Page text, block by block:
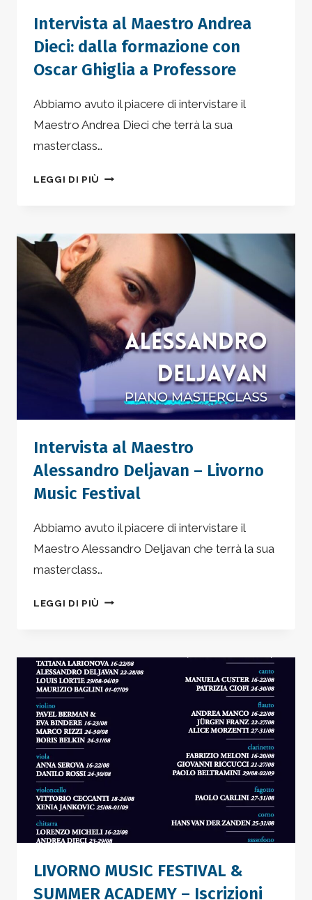
Intervista al Maestro Andrea
Dieci: dalla formazione con
Oscar Ghiglia a Professore
Abbiamo avuto il piacere di intervistare il
Maestro Andrea Dieci che terrà la sua
masterclass…
LEGGI DI PIÙ INTERVISTA
DIECI:
DALLA
FORMAZIONE
CON
OSCAR
GHIGLIA
A
PROFESSORE
Intervista al Maestro
Alessandro Deljavan – Livorno
Music Festival
Abbiamo avuto il piacere di intervistare il
Maestro Alessandro Deljavan che terrà la sua
masterclass…
LEGGI DI PIÙ INTERVISTA
DELJAVAN
–
FESTIVAL
LIVORNO MUSIC FESTIVAL &
SUMMER ACADEMY – Iscrizioni